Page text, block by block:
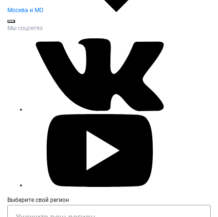
Москва и МО
Мы соцсетях
Выберите свой регион